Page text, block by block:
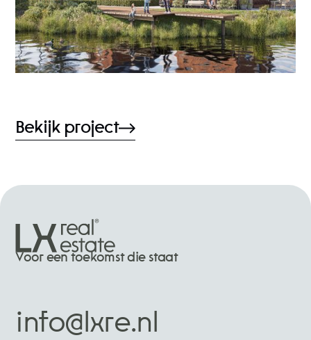
Bekijk project
Voor een toekomst die staat
info@lxre.nl